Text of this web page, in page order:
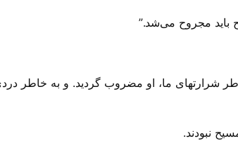
باید مجروح می‌‌شد.”
شرارتهای ما، او مضروب گردید. و به خاطر
نبودند.